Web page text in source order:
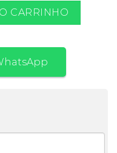
CARRINHO